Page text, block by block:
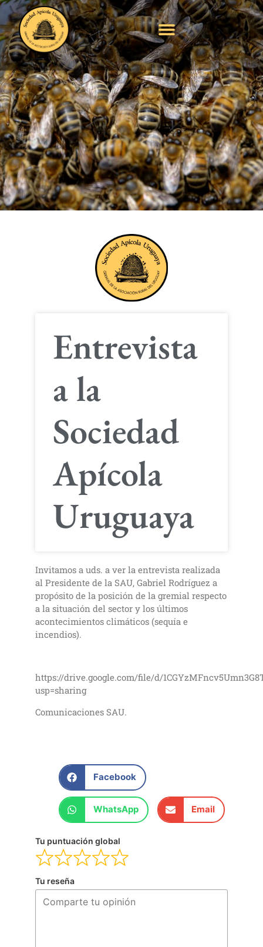
Entrevista a la
Sociedad Apícola
Uruguaya
Entrevista
a la
Sociedad
Apícola
Uruguaya
Invitamos a uds. a ver la entrevista realizada
al Presidente de la SAU, Gabriel Rodríguez a
propósito de la posición de la gremial respecto
a la situación del sector y los últimos
acontecimientos climáticos (sequía e
incendios).
https://drive.google.com/file/d/
usp=sharing
Comunicaciones SAU.
Facebook
WhatsApp Email
Tu puntuación global
Tu reseña